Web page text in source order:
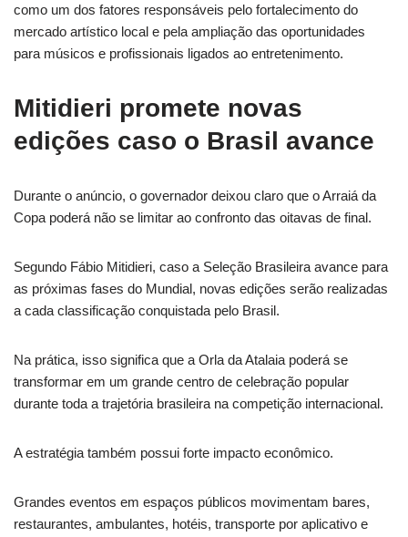
como um dos fatores responsáveis pelo fortalecimento do
mercado artístico local e pela ampliação das oportunidades
para músicos e profissionais ligados ao entretenimento.
Mitidieri promete novas
edições caso o Brasil avance
Durante o anúncio, o governador deixou claro que o Arraiá da
Copa poderá não se limitar ao confronto das oitavas de final.
Segundo Fábio Mitidieri, caso a Seleção Brasileira avance para
as próximas fases do Mundial, novas edições serão realizadas
a cada classificação conquistada pelo Brasil.
Na prática, isso significa que a Orla da Atalaia poderá se
transformar em um grande centro de celebração popular
durante toda a trajetória brasileira na competição internacional.
A estratégia também possui forte impacto econômico.
Grandes eventos em espaços públicos movimentam bares,
restaurantes, ambulantes, hotéis, transporte por aplicativo e